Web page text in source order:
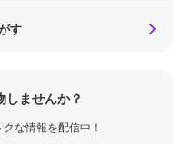
す
しませんか？
な情報を配信中！